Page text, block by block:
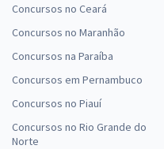
Concursos no Ceará
Concursos no Maranhão
Concursos na Paraíba
Concursos em Pernambuco
Concursos no Piauí
Concursos no Rio Grande do
Norte